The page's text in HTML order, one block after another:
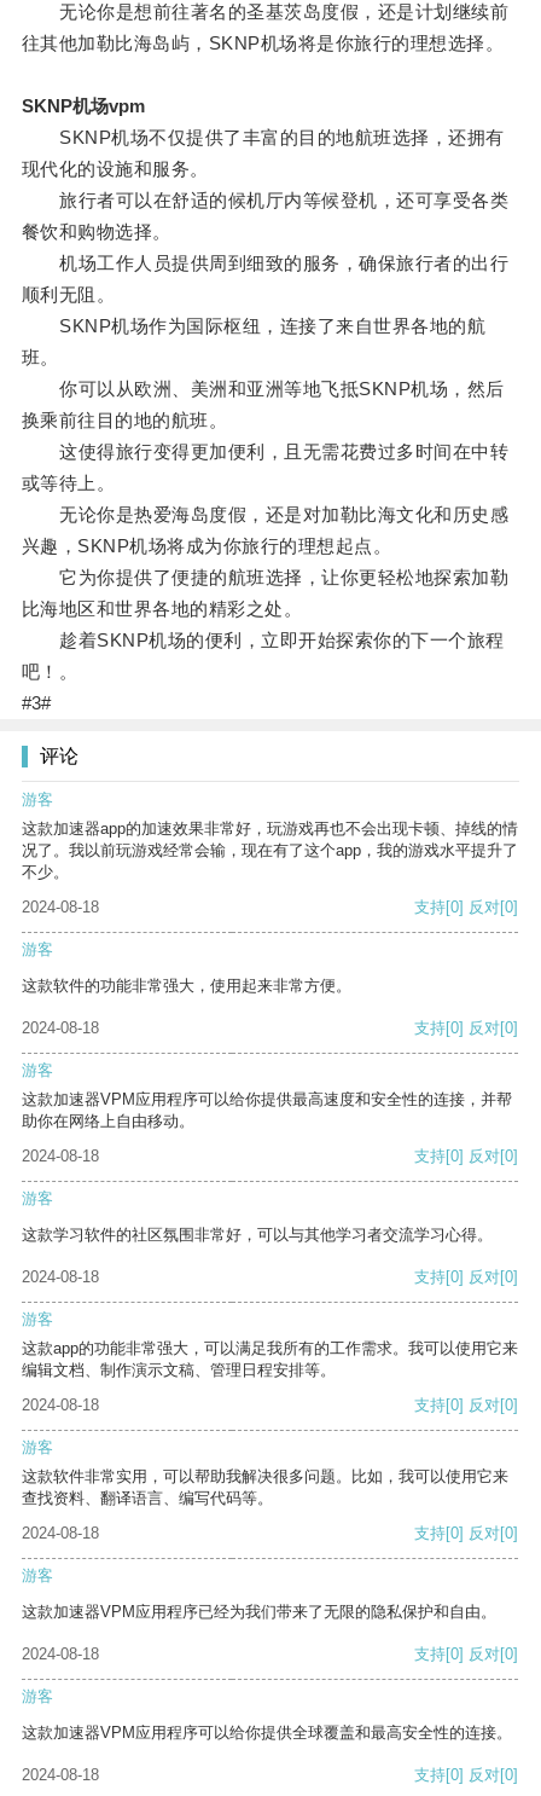
无论你是想前往著名的圣基茨岛度假，还是计划继续前
往其他加勒比海岛屿，SKNP机场将是你旅行的理想选择。
SKNP机场vpm
SKNP机场不仅提供了丰富的目的地航班选择，还拥有
现代化的设施和服务。
旅行者可以在舒适的候机厅内等候登机，还可享受各类
餐饮和购物选择。
机场工作人员提供周到细致的服务，确保旅行者的出行
顺利无阻。
SKNP机场作为国际枢纽，连接了来自世界各地的航
班。
你可以从欧洲、美洲和亚洲等地飞抵SKNP机场，然后
换乘前往目的地的航班。
这使得旅行变得更加便利，且无需花费过多时间在中转
或等待上。
无论你是热爱海岛度假，还是对加勒比海文化和历史感
兴趣，SKNP机场将成为你旅行的理想起点。
它为你提供了便捷的航班选择，让你更轻松地探索加勒
比海地区和世界各地的精彩之处。
趁着SKNP机场的便利，立即开始探索你的下一个旅程
吧！。
#3#
评论
游客
这款加速器app的加速效果非常好，玩游戏再也不会出现卡顿、掉线的情
况了。我以前玩游戏经常会输，现在有了这个app，我的游戏水平提升了
不少。
2024-08-18
支持[0] 反对[0]
游客
这款软件的功能非常强大，使用起来非常方便。
2024-08-18 支持[0] 反对[0]
游客
这款加速器VPM应用程序可以给你提供最高速度和安全性的连接，并帮
助你在网络上自由移动。
2024-08-18
支持[0] 反对[0]
游客
这款学习软件的社区氛围非常好，可以与其他学习者交流学习心得。
2024-08-18 支持[0] 反对[0]
游客
这款app的功能非常强大，可以满足我所有的工作需求。我可以使用它来
编辑文档、制作演示文稿、管理日程安排等。
2024-08-18
支持[0] 反对[0]
游客
这款软件非常实用，可以帮助我解决很多问题。比如，我可以使用它来
查找资料、翻译语言、编写代码等。
2024-08-18
支持[0] 反对[0]
游客
这款加速器VPM应用程序已经为我们带来了无限的隐私保护和自由。
2024-08-18 支持[0] 反对[0]
游客
这款加速器VPM应用程序可以给你提供全球覆盖和最高安全性的连接。
2024-08-18 支持[0] 反对[0]